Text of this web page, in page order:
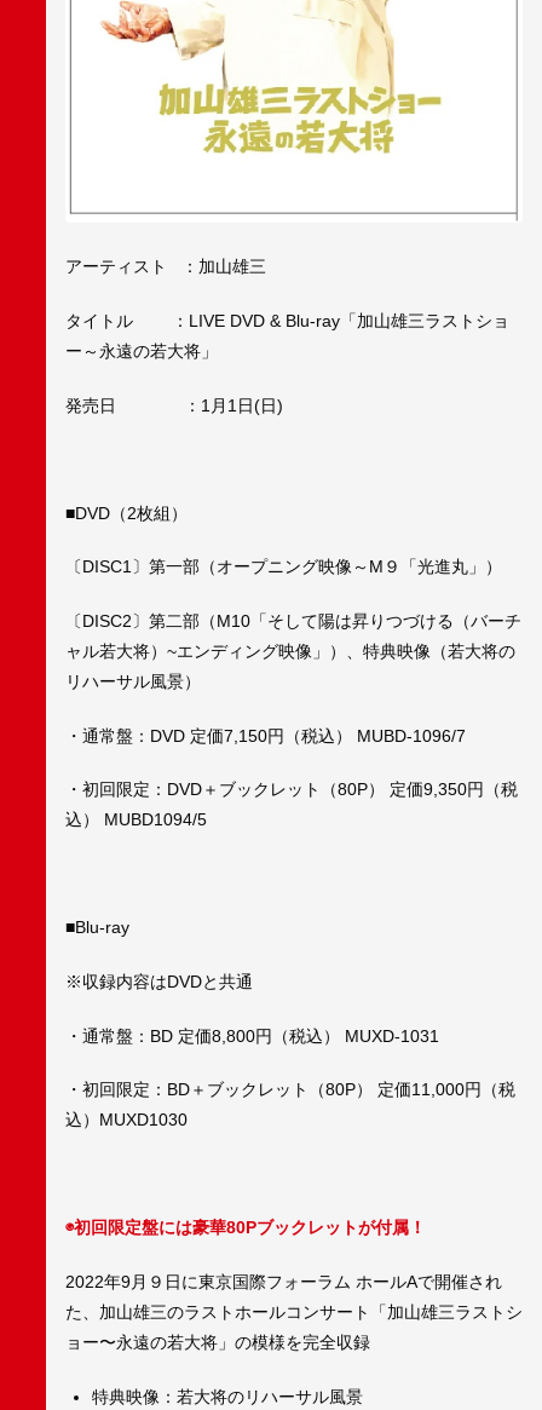
アーティスト ：加山雄三
タイトル ：LIVE DVD & Blu-ray「加山雄三ラストショ
ー～永遠の若大将」
発売日 ：1月1日(日)
■DVD（2枚組）
〔DISC1〕第一部（オープニング映像～M９「光進丸」）
〔DISC2〕第二部（M10「そして陽は昇りつづける（バーチ
ャル若大将）~エンディング映像」）、特典映像（若大将の
リハーサル風景）
・通常盤：DVD 定価7,150円（税込） MUBD-1096/7
・初回限定：DVD＋ブックレット（80P） 定価9,350円（税
込） MUBD1094/5
■Blu-ray
※収録内容はDVDと共通
・通常盤：BD 定価8,800円（税込） MUXD-1031
・初回限定：BD＋ブックレット（80P） 定価11,000円（税
込）MUXD1030
◉初回限定盤には豪華80Pブックレットが付属！
2022年9月９日に東京国際フォーラム ホールAで開催され
た、加山雄三のラストホールコンサート「加山雄三ラストシ
ョー〜永遠の若大将」の模様を完全収録
特典映像：若大将のリハーサル風景